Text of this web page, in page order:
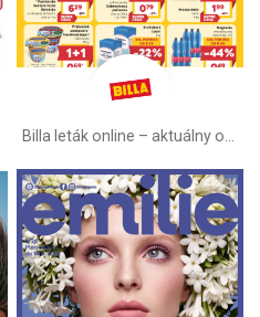
Billa leták online –⁠ aktuálny od stredy